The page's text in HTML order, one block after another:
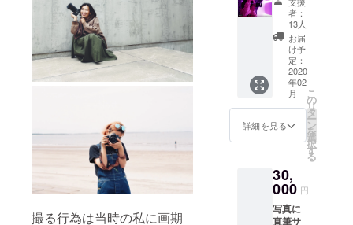
撮る行為は当時の私に画期
た。
それが20代
前半彼女の
作品の印象
だ。
そして、ダ
ンサーだけ
ではなく
ン写真や映
像監督等の
キャリアを
す。 サ
イズ：
四つワ
イド
（額装
あり）
後日
メール
にて作
品を展
メージ
写真は
過去の
私の作
たい！
何かの
記念に
写真
撮って
欲しい
方！！
！人に
プレゼ
ントも
ありで
す！ な
ありで
す！プ
ロ
フィー
者：
13人
お届
け予
定：
2020
年02
月
詳細を見る
こ
の
リ
タ
ー
ン
を
選
択
す
る
30,
000 円
写真に
直筆サ